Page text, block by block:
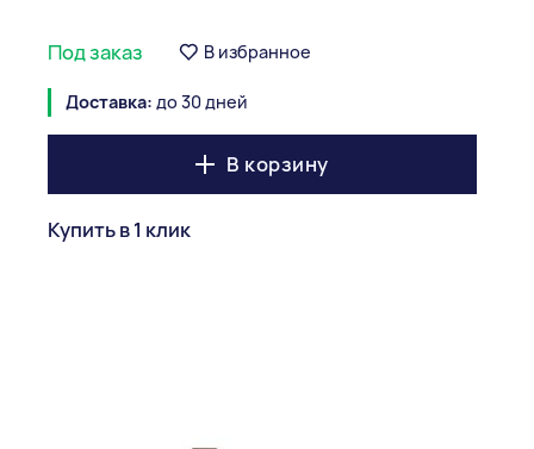
Под заказ В избранное
Доставка: до 30 дней
В корзину
Купить в 1 клик